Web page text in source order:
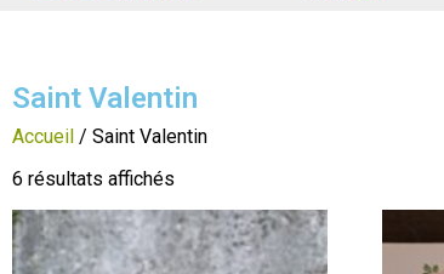
Saint Valentin
Accueil / Saint Valentin
6 résultats affichés